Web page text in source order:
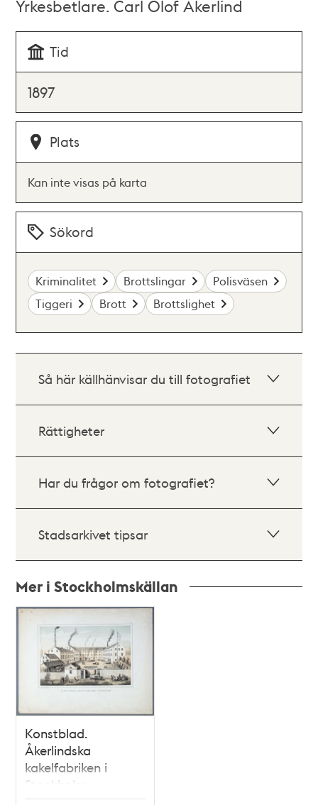
Yrkesbetlare. Carl Olof Åkerlind
Tid
1897
Plats
Kan inte visas på karta
Sökord
Kriminalitet Brottslingar
Polisväsen
Tiggeri
Brott Brottslighet
Så här källhänvisar du till fotografiet
Rättigheter
Har du frågor om fotografiet?
Stadsarkivet tipsar
Mer i Stockholmskällan
Relaterade
poster
teman
Konstblad.
Åkerlindska
kakelfabriken i
Stockholm